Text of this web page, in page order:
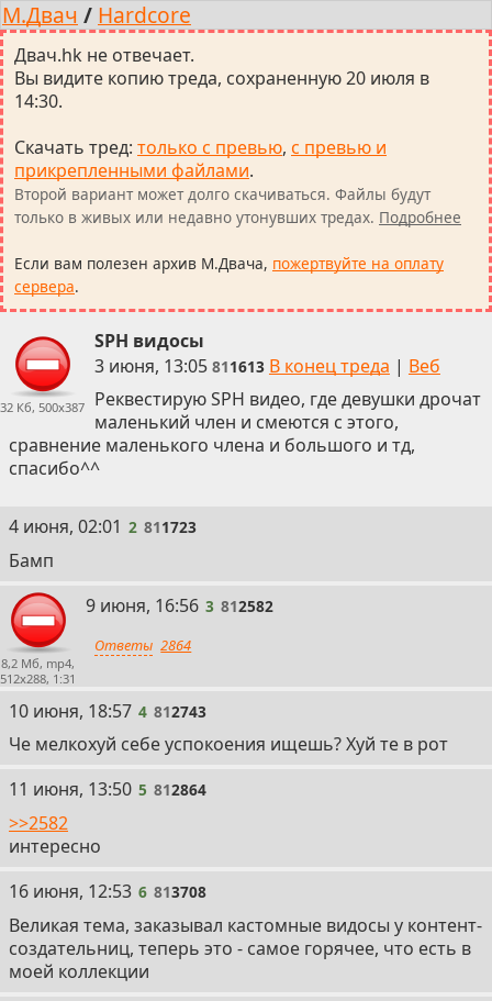
М.Двач / Hardcore
Двач.hk не отвечает.
Вы видите копию треда, сохраненную 20 июля в
14:30.
Скачать тред: только с превью, с превью и
прикрепленными файлами.
Второй вариант может долго скачиваться. Файлы будут
только в живых или недавно утонувших тредах. Подробнее
Если вам полезен архив М.Двача, пожертвуйте на оплату
сервера.
32 Кб, 500x387
SPH видосы
3 июня, 13:05 811613 В конец треда | Веб
Реквестирую SPH видео, где девушки дрочат
маленький член и смеются с этого,
сравнение маленького члена и большого и тд,
спасибо^^
2
4 июня, 02:01 2 811723
Бамп
8,2 Мб, mp4,
512x288, 1:31
3
9 июня, 16:56 3 812582
Ответы 2864
4
10 июня, 18:57 4 812743
Че мелкохуй себе успокоения ищешь? Хуй те в рот
5
11 июня, 13:50 5 812864
>>2582
интересно
6
16 июня, 12:53 6 813708
Великая тема, заказывал кастомные видосы у контент-
создательниц, теперь это - самое горячее, что есть в
моей коллекции